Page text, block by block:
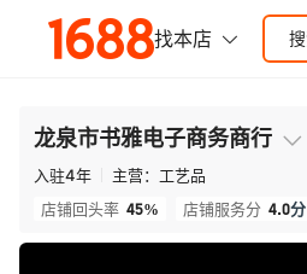
龙泉市书雅电子商务商行
入驻4年 主营： 工艺品
店铺回头率 45% 店铺服务分 4.0分